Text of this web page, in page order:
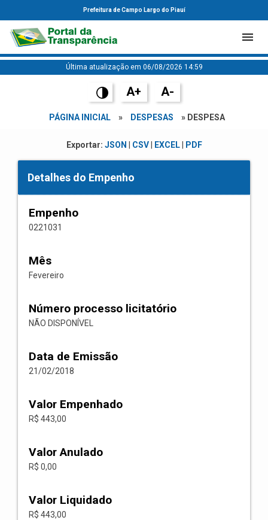
Prefeitura de Campo Largo do Piauí
Última atualização em 06/08/2026 14:59
A+ A-
PÁGINA INICIAL » DESPESAS » DESPESA
Exportar: JSON CSV| EXCEL| PDF
Detalhes do Empenho
Empenho
0221031
Mês
Fevereiro
Número processo licitatório
NÃO DISPONÍVEL
Data de Emissão
21/02/2018
Valor Empenhado
R$ 443,00
Valor Anulado
R$ 0,00
Valor Liquidado
R$ 443,00